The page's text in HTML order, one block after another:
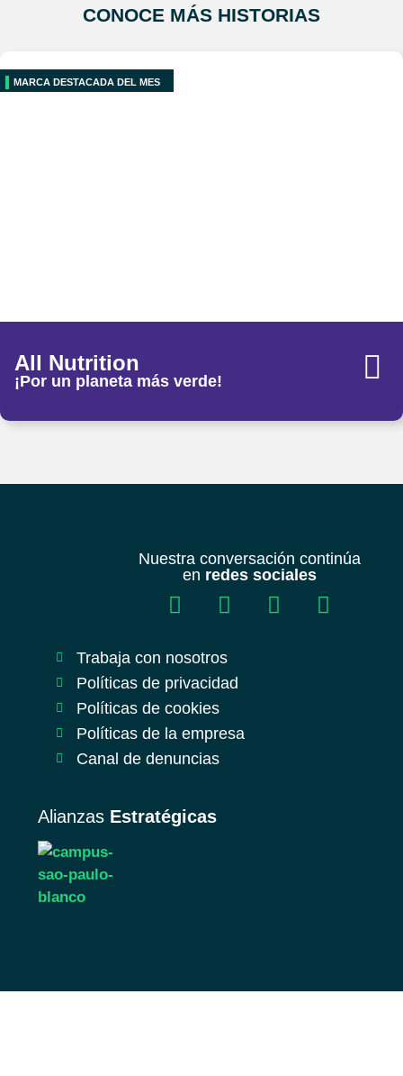
CONOCE MÁS HISTORIAS
MARCA DESTACADA DEL MES
All Nutrition
¡Por un planeta más verde!
Nuestra conversación continúa
en redes sociales
Trabaja con nosotros
Políticas de privacidad
Políticas de cookies
Políticas de la empresa
Canal de denuncias
Alianzas Estratégicas